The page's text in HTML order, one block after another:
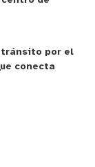
tránsito por el
conecta